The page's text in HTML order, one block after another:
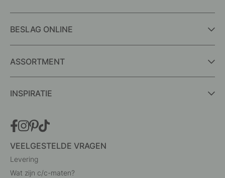
BESLAG ONLINE
ASSORTMENT
INSPIRATIE
VEELGESTELDE VRAGEN
Levering
Wat zijn c/c-maten?